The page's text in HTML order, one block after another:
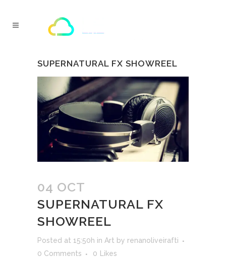
SUPERNATURAL FX SHOWREEL
04 OCT
SUPERNATURAL FX
SHOWREEL
Posted at 15:50h in Art by renanoliveirafti
0 Comments
0 Likes